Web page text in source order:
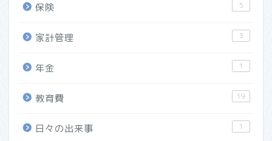
保険 5
家計管理 3
年金 1
教育費 19
日々の出来事 1